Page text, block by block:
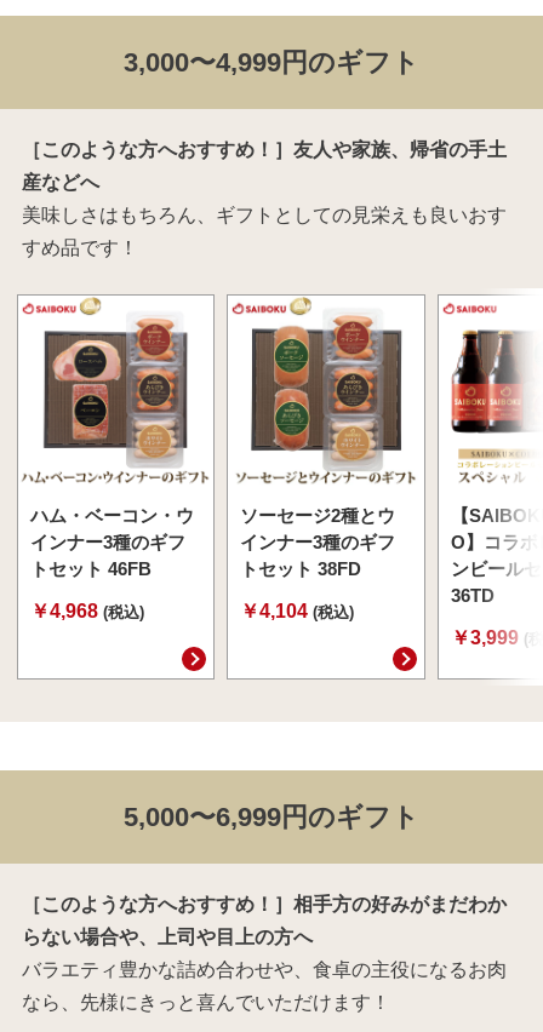
3,000〜4,999円のギフト
［このような方へおすすめ！］友人や家族、帰省の手土
産などへ
美味しさはもちろん、ギフトとしての見栄えも良いおす
すめ品です！
ハム・ベーコン・ウ
インナー3種のギフ
トセット 46FB
￥4,968 (税込)
ソーセージ2種とウ
インナー3種のギフ
トセット 38FD
￥4,104 (税込)
【
O】コラボ
ンビール
36TD
￥3,999 (
5,000〜6,999円のギフト
［このような方へおすすめ！］相手方の好みがまだわか
らない場合や、上司や目上の方へ
バラエティ豊かな詰め合わせや、食卓の主役になるお肉
なら、先様にきっと喜んでいただけます！